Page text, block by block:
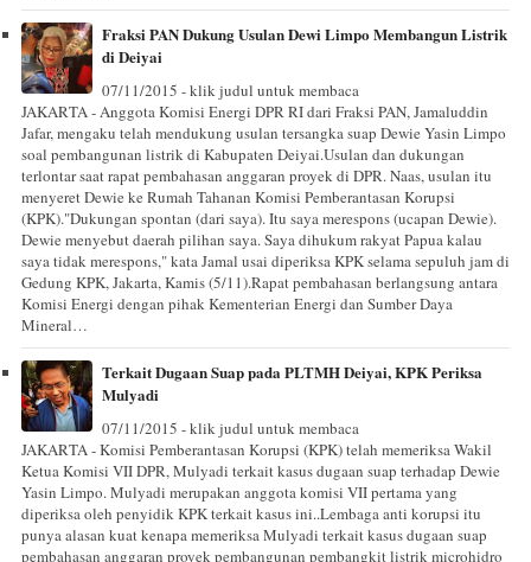
Fraksi PAN Dukung Usulan Dewi Limpo Membangun Listrik
di Deiyai
07/11/2015 - klik judul untuk membaca
JAKARTA - Anggota Komisi Energi DPR RI dari Fraksi PAN, Jamaluddin
Jafar, mengaku telah mendukung usulan tersangka suap Dewie Yasin Limpo
soal pembangunan listrik di Kabupaten Deiyai.Usulan dan dukungan
terlontar saat rapat pembahasan anggaran proyek di DPR. Naas, usulan itu
menyeret Dewie ke Rumah Tahanan Komisi Pemberantasan Korupsi
(KPK)."Dukungan spontan (dari saya). Itu saya merespons (ucapan Dewie).
Dewie menyebut daerah pilihan saya. Saya dihukum rakyat Papua kalau
saya tidak merespons," kata Jamal usai diperiksa KPK selama sepuluh jam di
Gedung KPK, Jakarta, Kamis (5/11).Rapat pembahasan berlangsung antara
Komisi Energi dengan pihak Kementerian Energi dan Sumber Daya
Mineral…
Terkait Dugaan Suap pada PLTMH Deiyai, KPK Periksa
Mulyadi
07/11/2015 - klik judul untuk membaca
JAKARTA - Komisi Pemberantasan Korupsi (KPK) telah memeriksa Wakil
Ketua Komisi VII DPR, Mulyadi terkait kasus dugaan suap terhadap Dewie
Yasin Limpo. Mulyadi merupakan anggota komisi VII pertama yang
diperiksa oleh penyidik KPK terkait kasus ini..Lembaga anti korupsi itu
punya alasan kuat kenapa memeriksa Mulyadi terkait kasus dugaan suap
pembahasan anggaran proyek pembangunan pembangkit listrik microhidro